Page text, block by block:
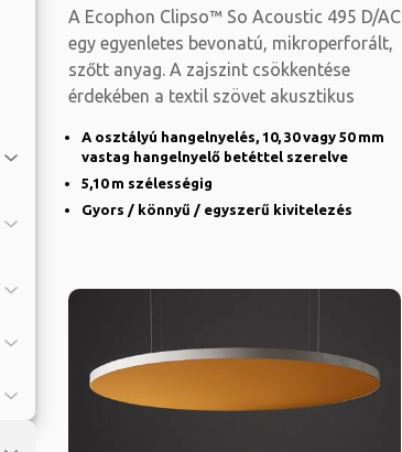
A Ecophon Clipso™ So Acoustic 495 D/AC
egy egyenletes bevonatú, mikroperforált,
szőtt anyag. A zajszint csökkentése
érdekében a textil szövet akusztikus
A osztályú hangelnyelés, 10, 30 vagy 50 mm
vastag hangelnyelő betéttel szerelve
5,10 m szélességig
Gyors / könnyű / egyszerű kivitelezés